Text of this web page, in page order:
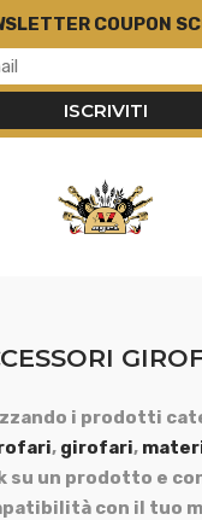
i prodotti
, girofari,
su un prodotto e
con il tuo
COUPON